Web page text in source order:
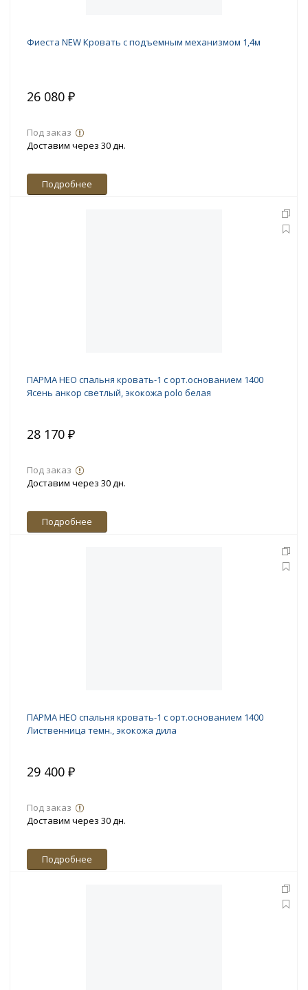
Фиеста NEW Кровать с подъемным механизмом 1,4м
26 080 ₽
Под заказ
Доставим через 30 дн.
Подробнее
ПАРМА НЕО спальня кровать-1 с орт.основанием 1400
Ясень анкор светлый, экокожа polo белая
28 170 ₽
Под заказ
Доставим через 30 дн.
Подробнее
ПАРМА НЕО спальня кровать-1 с орт.основанием 1400
Лиственница темн., экокожа дила
29 400 ₽
Под заказ
Доставим через 30 дн.
Подробнее